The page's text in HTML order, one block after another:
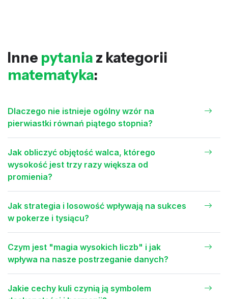
Inne pytania z kategorii
matematyka:
Dlaczego nie istnieje ogólny wzór na
pierwiastki równań piątego stopnia?
Jak obliczyć objętość walca, którego
wysokość jest trzy razy większa od
promienia?
Jak strategia i losowość wpływają na sukces
w pokerze i tysiącu?
Czym jest "magia wysokich liczb" i jak
wpływa na nasze postrzeganie danych?
Jakie cechy kuli czynią ją symbolem